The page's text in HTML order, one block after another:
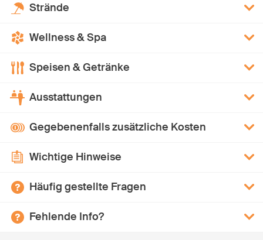
Strände
Wellness & Spa
Speisen & Getränke
Ausstattungen
Gegebenenfalls zusätzliche Kosten
Wichtige Hinweise
Häufig gestellte Fragen
Fehlende Info?